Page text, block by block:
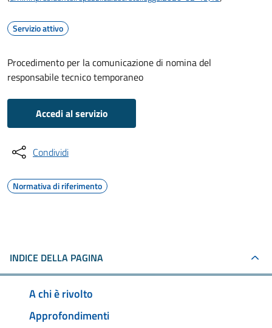
Servizio attivo
Procedimento per la comunicazione di nomina del
responsabile tecnico temporaneo
Accedi al servizio
Condividi
Normativa di riferimento
INDICE DELLA PAGINA
A chi è rivolto
Approfondimenti